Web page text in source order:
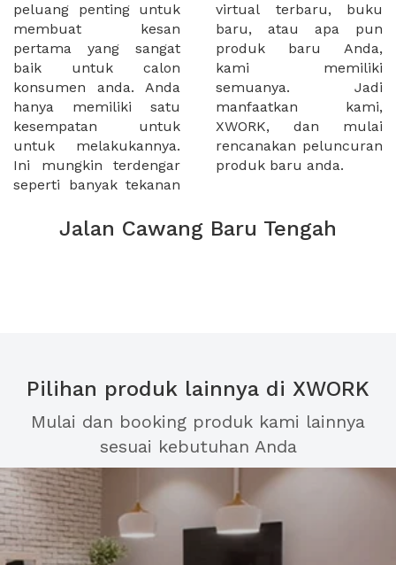
peluang penting untuk
membuat kesan
pertama yang sangat
baik untuk calon
konsumen anda. Anda
hanya memiliki satu
kesempatan untuk
untuk melakukannya.
Ini mungkin terdengar
seperti banyak tekanan
virtual terbaru, buku
baru, atau apa pun
produk baru Anda,
kami memiliki
semuanya. Jadi
manfaatkan kami,
XWORK, dan mulai
rencanakan peluncuran
produk baru anda.
Jalan Cawang Baru Tengah
Pilihan produk lainnya di XWORK
Mulai dan booking produk kami lainnya
sesuai kebutuhan Anda